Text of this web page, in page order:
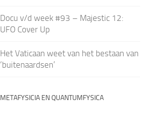
Docu v/d week #93 – Majestic 12:
UFO Cover Up
Het Vaticaan weet van het bestaan van
‘buitenaardsen’
METAFYSICIA EN QUANTUMFYSICA